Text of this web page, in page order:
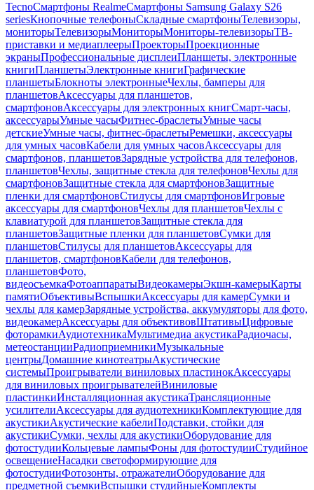
TecnoСмартфоны RealmeСмартфоны Samsung Galaxy S26
seriesКнопочные телефоныСкладные смартфоныТелевизоры,
мониторыТелевизорыМониторыМониторы-телевизорыТВ-
приставки и медиаплеерыПроекторыПроекционные
экраныПрофессиональные дисплеиПланшеты, электронные
книгиПланшетыЭлектронные книгиГрафические
планшетыБлокноты электронныеЧехлы, бамперы для
планшетовАксессуары для планшетов,
смартфоновАксессуары для электронных книгСмарт-часы,
аксессуарыУмные часыФитнес-браслетыУмные часы
детскиеУмные часы, фитнес-браслетыРемешки, аксессуары
для умных часовКабели для умных часовАксессуары для
смартфонов, планшетовЗарядные устройства для телефонов,
планшетовЧехлы, защитные стекла для телефоновЧехлы для
смартфоновЗащитные стекла для смартфоновЗащитные
пленки для смартфоновСтилусы для смартфоновИгровые
аксессуары для смартфоновЧехлы для планшетовЧехлы с
клавиатурой для планшетовЗащитные стекла для
планшетовЗащитные пленки для планшетовСумки для
планшетовСтилусы для планшетовАксессуары для
планшетов, смартфоновКабели для телефонов,
планшетовФото,
видеосъемкаФотоаппаратыВидеокамерыЭкшн-камерыКарты
памятиОбъективыВспышкиАксессуары для камерСумки и
чехлы для камерЗарядные устройства, аккумуляторы для фото,
видеокамерАксессуары для объективовШтативыЦифровые
фоторамкиАудиотехникаМультимедиа акустикаРадиочасы,
метеостанцииРадиоприемникиМузыкальные
центрыДомашние кинотеатрыАкустические
системыПроигрыватели виниловых пластинокАксессуары
для виниловых проигрывателейВиниловые
пластинкиИнсталляционная акустикаТрансляционные
усилителиАксессуары для аудиотехникиКомплектующие для
акустикиАкустические кабелиПодставки, стойки для
акустикиСумки, чехлы для акустикиОборудование для
фотостудииКольцевые лампыФоны для фотостудииСтудийное
освещениеНасадки светоформирующие для
фотостудииФотозонты, отражателиОборудование для
предметной съемкиВспышки студийныеКомплекты